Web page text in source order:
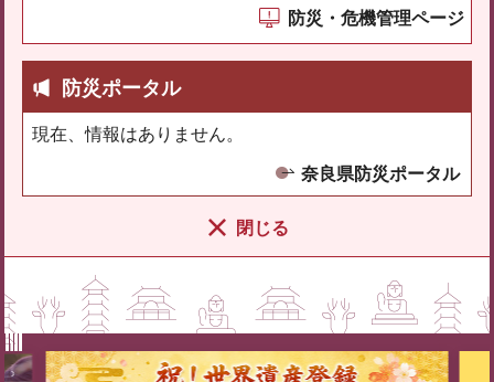
防災・危機管理ページ
防災ポータル
現在、情報はありません。
奈良県防災ポータル
閉じる